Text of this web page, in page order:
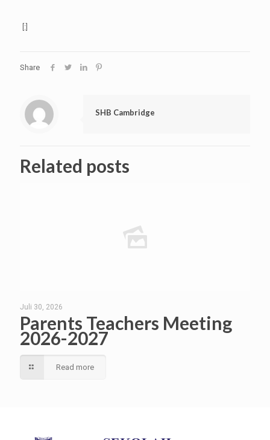
[:]
Share
SHB Cambridge
Related posts
Juli 30, 2026
Parents Teachers Meeting
2026-2027
Read more